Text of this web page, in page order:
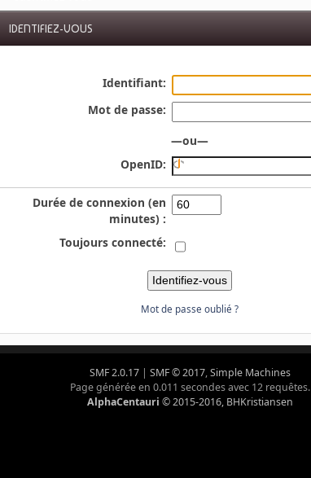
IDENTIFIEZ-VOUS
Identifiant:
Mot de passe:
—ou—
OpenID:
Durée de connexion (en
minutes) :
Toujours connecté:
Mot de passe oublié ?
SMF 2.0.17| SMF © 2017,Simple Machines
Page générée en 0.011 secondes avec 12 requêtes.
AlphaCentauri © 2015-2016, BHKristiansen